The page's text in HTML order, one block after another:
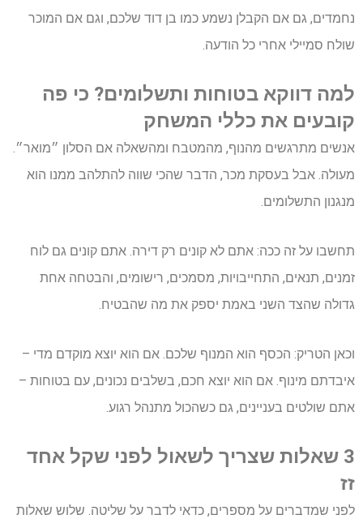
נחמדים, גם אם הקבלן נשמע כמו בן דוד שלכם, וגם אם המוכר
שולח סמיילי אחרי כל הודעה.
למה דווקא בטוחות ותשלומים? כי פה
קובעים את כללי המשחק
אנשים מתרגשים מהנוף, מהמטבח ומהשאלה אם הסלון ״מואר״.
מעולה. אבל בעסקת מכר, הדבר שהכי שווה להתלהב ממנו הוא
מנגנון התשלומים.
תחשבו על זה ככה: אתם לא קונים רק דירה. אתם קונים גם לוח
זמנים, תנאים, התחייבויות, מסמכים, רישומים, והבטחה אחת
גדולה שהצד השני באמת יספק את מה שהבטיח.
וכאן הטריק: הכסף הוא המנוף שלכם. אם הוא יוצא מוקדם מדי –
איבדתם מינוף. אם הוא יוצא חכם, בשלבים נכונים, עם בטוחות –
אתם שולטים בעניינים, גם כשהכול מתנהל רגוע.
3 שאלות שצריך לשאול לפני שקל אחד
זז
לפני שמדברים על מספרים, כדאי לדבר על שליטה. שלוש שאלות